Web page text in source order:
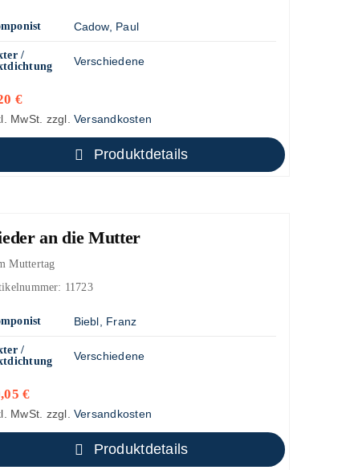
Cadow, Paul
/
Verschiedene
€
MwSt. zzgl. Versandkosten
Produktdetails
an die Mutter
Muttertag
11723
Biebl, Franz
/
Verschiedene
€
MwSt. zzgl. Versandkosten
Produktdetails